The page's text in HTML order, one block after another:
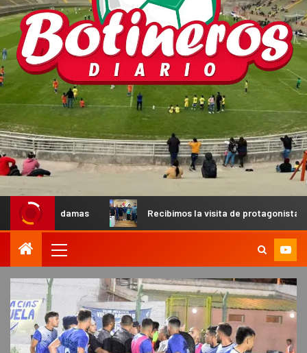
Recibimos la visita de protagonistas del MX para